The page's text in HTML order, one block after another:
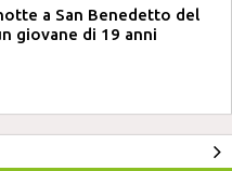
a San Benedetto del
giovane di 19 anni